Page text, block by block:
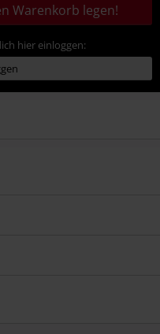
Warenkorb legen!
hier einloggen: